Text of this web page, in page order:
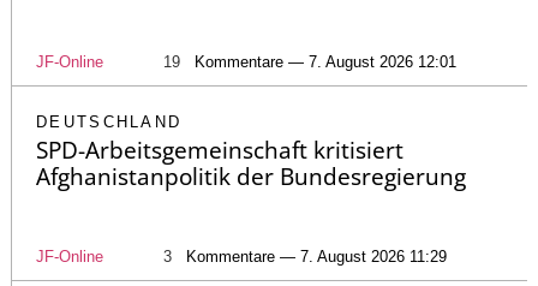
JF-Online 19 Kommentare — 7. August 2026 12:01
DEUTSCHLAND
SPD-Arbeitsgemeinschaft kritisiert
Afghanistanpolitik der Bundesregierung
JF-Online 3 Kommentare — 7. August 2026 11:29